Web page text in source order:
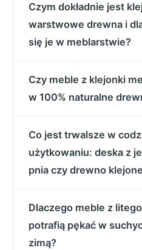
Czym dokładnie jest
warstwowe drewna i
się je w meblarstwie?
Czy meble z klejonki
w 100% naturalne
Co jest trwalsze w
użytkowaniu: deska z
pnia czy drewno
Dlaczego meble z
potrafią pękać w
zimą?